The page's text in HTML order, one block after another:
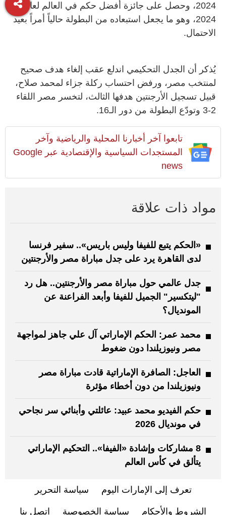
2024، وحصل على جائزة أفضل حكم في العالم لعام
2024، وهو ما يجعل استبعاده من البطولة حالياً أمراً بعيد
الاحتمال.
يُذكر أن الجدل التحكيمي اندلع عقب إلغاء هدف صحيح
لمنتخب مصر، ورفض احتساب ركلة جزاء لمحمد صلاح،
قبيل تسجيل الأرجنتين هدفها الثالث، لتخسر مصر اللقاء
2-3 وتودّع البطولة من دور الـ16.
تابعوا آخر أخبارنا المحلية والرياضية وآخر
المستجدات السياسية والإقتصادية عبر Google
news
مواد ذات علاقة
«الحكم يتبع للفيفا وليس باريس».. سفير فرنسا
لدى القاهرة يرد على جدل مباراة مصر والأرجنتين
جدل عالمي حول مباراة مصر والأرجنتين.. هل رد
"ليتكسير" الجميل للفيفا وأبعد الفراعنة عن
المونديال؟
محمد عمر: الحكم الإماراتي آل علي جاهز لمواجهة
مصر ونيوزيلندا دون ضغوط
العاجل: الصافرة الإماراتية قادت مباراة مصر
ونيوزيلندا من دون أخطاء مؤثرة
حكم الفيديو محمد عبيد: عائلتي وأبنائي سر نجاحي
في مونديال 2026
8 مشاركات وإشادة «الفيفا».. التحكيم الإماراتي
يتألق في كأس العالم
تعرف إلى الإمارات اليوم سياسة التحرير
الشروط والأحكام سياسة الخصوصية اتصل بنا